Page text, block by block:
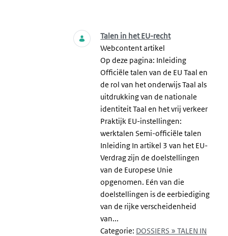
Talen in het EU-recht
Webcontent artikel
Op deze pagina: Inleiding
Officiële talen van de EU Taal en
de rol van het onderwijs Taal als
uitdrukking van de nationale
identiteit Taal en het vrij verkeer
Praktijk EU-instellingen:
werktalen Semi-officiële talen
Inleiding In artikel 3 van het EU-
Verdrag zijn de doelstellingen
van de Europese Unie
opgenomen. Eén van die
doelstellingen is de eerbiediging
van de rijke verscheidenheid
van...
Categorie: DOSSIERS » TALEN IN